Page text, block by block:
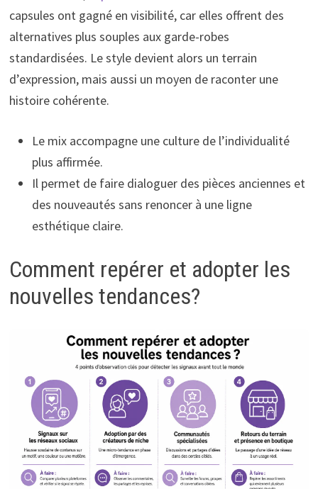
capsules ont gagné en visibilité, car elles offrent des
alternatives plus souples aux garde-robes
standardisées. Le style devient alors un terrain
d’expression, mais aussi un moyen de raconter une
histoire cohérente.
Le mix accompagne une culture de l’individualité
plus affirmée.
Il permet de faire dialoguer des pièces anciennes et
des nouveautés sans renoncer à une ligne
esthétique claire.
Comment repérer et adopter les
nouvelles tendances?